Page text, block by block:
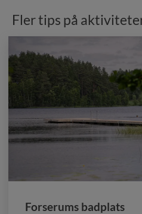
Fler tips på
Forserums badplats